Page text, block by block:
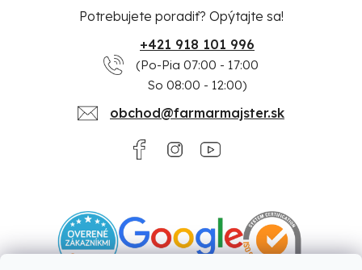
Potrebujete poradiť? Opýtajte sa!
+421 918 101 996
(Po-Pia 07:00 - 17:00
So 08:00 - 12:00)
obchod@farmarmajster.sk